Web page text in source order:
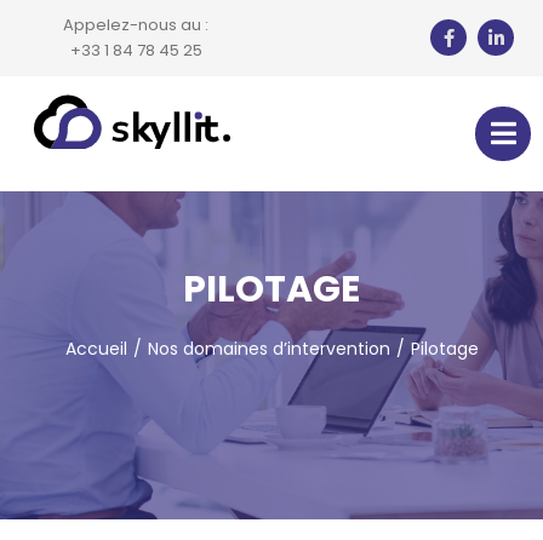
Appelez-nous au :
+33 1 84 78 45 25
PILOTAGE
Vous êtes ici :
Accueil Nos domaines d’intervention Pilotage